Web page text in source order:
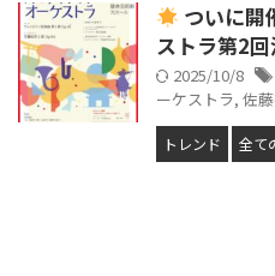
ついに開
ストラ第2
2025/10/8
ーケストラ, 佐
トレンド 全て